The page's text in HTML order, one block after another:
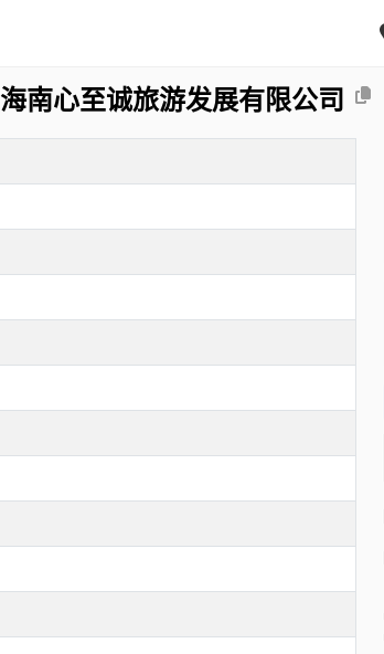
海南心至诚旅游发展有限公司